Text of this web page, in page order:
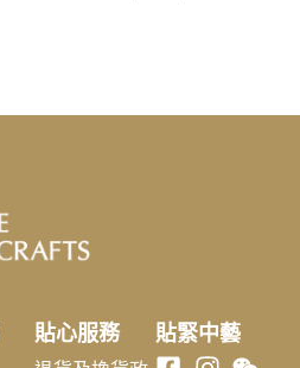
貼心服務 貼緊中藝